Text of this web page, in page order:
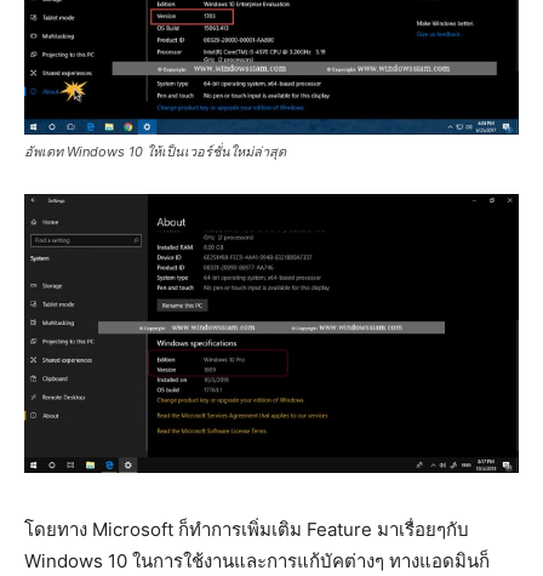
อัพเดท Windows 10 ให้เป็นเวอร์ชั่นใหม่ล่าสุด
โดยทาง Microsoft ก็ทำการเพิ่มเติม Feature มาเรื่อยๆกับ
Windows 10 ในการใช้งานและการแก้บัคต่างๆ ทางแอดมินก็